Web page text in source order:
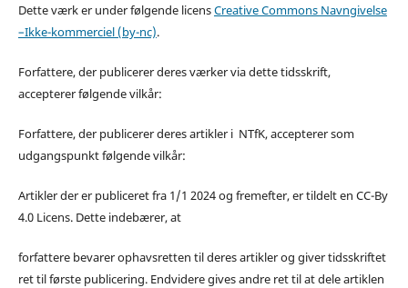
Dette værk er under følgende licensCreative Commons Navngivelse
–Ikke-kommerciel (by-nc).
Forfattere, der publicerer deres værker via dette tidsskrift,
accepterer følgende vilkår:
Forfattere, der publicerer deres artikler i NTfK, accepterer som
udgangspunkt følgende vilkår:
Artikler der er publiceret fra 1/1 2024 og fremefter, er tildelt en CC-By
4.0 Licens. Dette indebærer, at
forfattere bevarer ophavsretten til deres artikler og giver tidsskriftet
ret til første publicering. Endvidere gives andre ret til at dele artiklen